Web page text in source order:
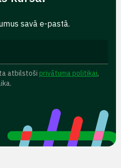
savā e-pastā.
atbilstoši privātuma politikai,